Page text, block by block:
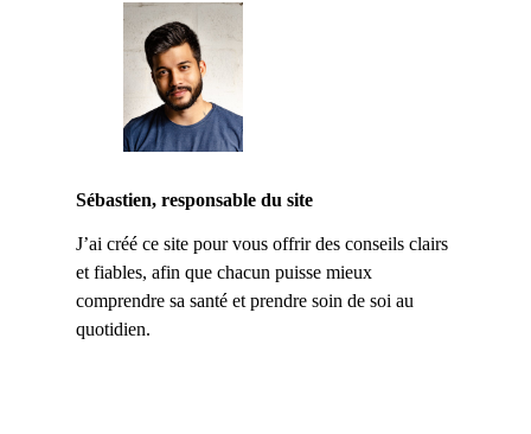
Sébastien, responsable du site
J’ai créé ce site pour vous offrir des conseils clairs
et fiables, afin que chacun puisse mieux
comprendre sa santé et prendre soin de soi au
quotidien.